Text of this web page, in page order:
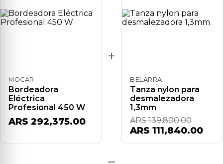
MOCAR
Bordeadora
Eléctrica
Profesional 450 W
ARS 292,375.00
+
BELARRA
Tanza nylon para
desmalezadora
1,3mm
ARS 139,800.00
ARS 111,840.00